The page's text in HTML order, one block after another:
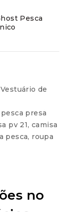
Pesca
Vestuário de
presa
pv 21,camisa
pesca, roupa
no